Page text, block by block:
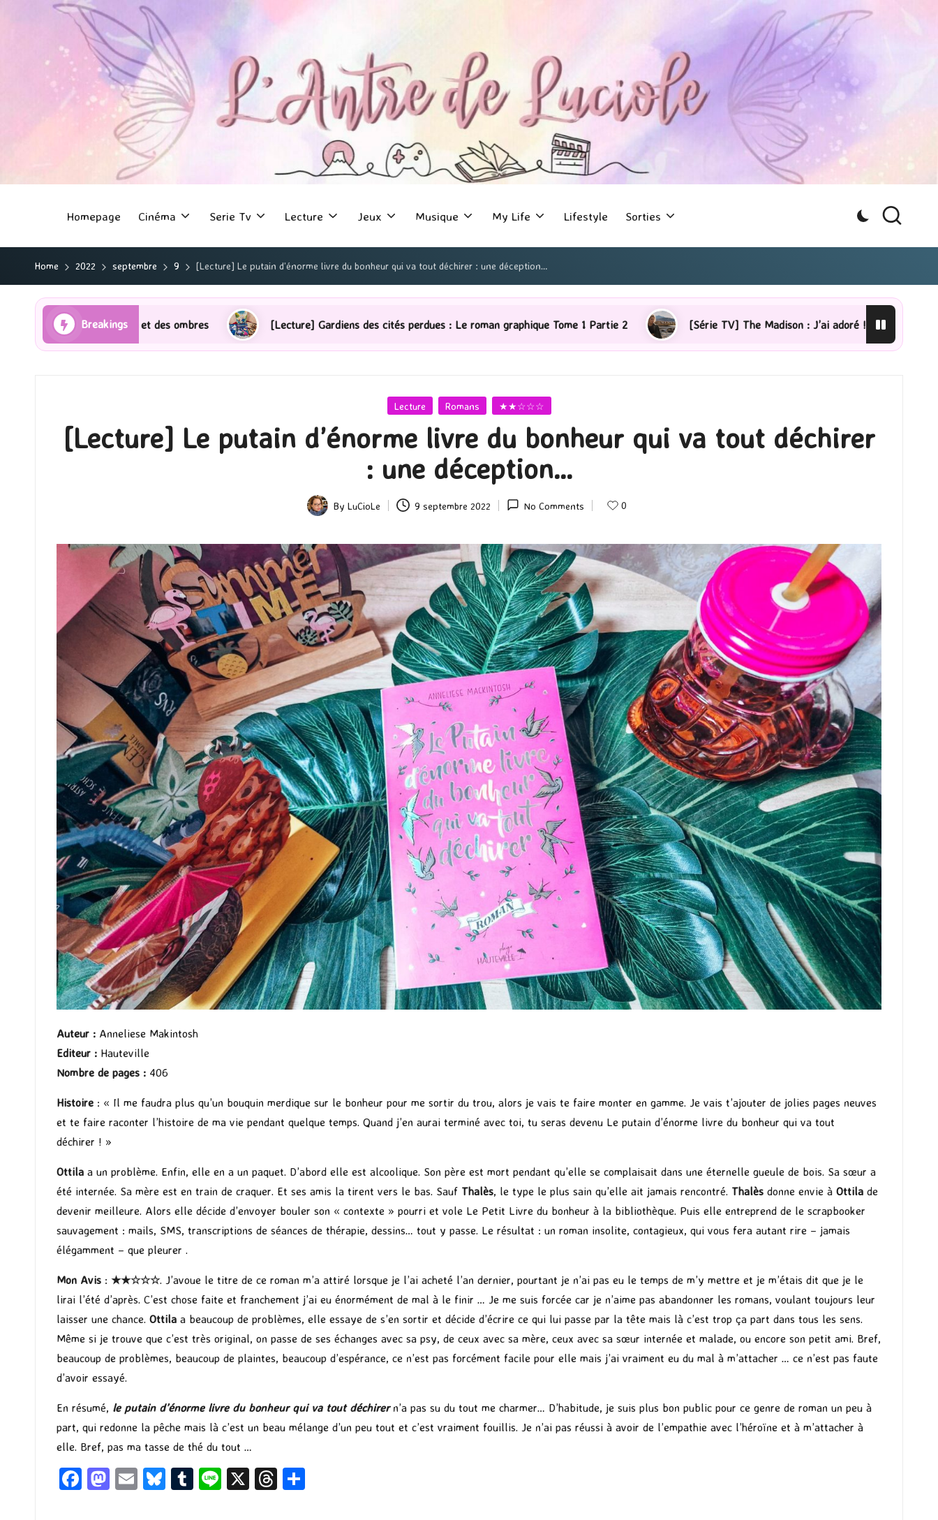
Homepage Cinéma Serie Tv Lecture Jeux Musique My Life Lifestyle Sorties
Home 2022 septembre 9 [Lecture] Le putain d’énorme livre du bonheur qui va tout déchirer : une déception…
Breakings
et des ombres [Lecture] Gardiens des cités perdues : Le roman graphique Tome 1 Partie 2 [Série TV] The Madison : J’ai adoré ! [Lecture] La femme de
Posted
Lecture Romans ★★☆☆☆
[Lecture] Le putain d’énorme livre du bonheur qui va tout déchirer
: une déception…
Posted
ByLuCioLe 9 septembre 2022 No Comments 0
Auteur : Anneliese Makintosh
Editeur : Hauteville
Nombre de pages : 406
Histoire : « Il me faudra plus qu’un bouquin merdique sur le bonheur pour me sortir du trou, alors je vais te faire monter en gamme. Je vais t’ajouter de jolies pages neuves
et te faire raconter l’histoire de ma vie pendant quelque temps. Quand j’en aurai terminé avec toi, tu seras devenu Le putain d’énorme livre du bonheur qui va tout
déchirer ! »
Ottila a un problème. Enfin, elle en a un paquet. D’abord elle est alcoolique. Son père est mort pendant qu’elle se complaisait dans une éternelle gueule de bois. Sa sœur a
été internée. Sa mère est en train de craquer. Et ses amis la tirent vers le bas. Sauf Thalès, le type le plus sain qu’elle ait jamais rencontré. Thalès donne envie à Ottila de
devenir meilleure. Alors elle décide d’envoyer bouler son « contexte » pourri et vole Le Petit Livre du bonheur à la bibliothèque. Puis elle entreprend de le scrapbooker
sauvagement : mails, SMS, transcriptions de séances de thérapie, dessins… tout y passe. Le résultat : un roman insolite, contagieux, qui vous fera autant rire – jamais
élégamment – que pleurer .
Mon Avis : ★★☆☆☆. J’avoue le titre de ce roman m’a attiré lorsque je l’ai acheté l’an dernier, pourtant je n’ai pas eu le temps de m’y mettre et je m’étais dit que je le
lirai l’été d’après. C’est chose faite et franchement j’ai eu énormément de mal à le finir … Je me suis forcée car je n’aime pas abandonner les romans, voulant toujours leur
laisser une chance. Ottila a beaucoup de problèmes, elle essaye de s’en sortir et décide d’écrire ce qui lui passe par la tête mais là c’est trop ça part dans tous les sens.
Même si je trouve que c’est très original, on passe de ses échanges avec sa psy, de ceux avec sa mère, ceux avec sa sœur internée et malade, ou encore son petit ami. Bref,
beaucoup de problèmes, beaucoup de plaintes, beaucoup d’espérance, ce n’est pas forcément facile pour elle mais j’ai vraiment eu du mal à m’attacher … ce n’est pas faute
d’avoir essayé.
En résumé, le putain d’énorme livre du bonheur qui va tout déchirer n’a pas su du tout me charmer… D’habitude, je suis plus bon public pour ce genre de roman un peu à
part, qui redonne la pêche mais là c’est un beau mélange d’un peu tout et c’est vraiment fouillis. Je n’ai pas réussi à avoir de l’empathie avec l’héroïne et à m’attacher à
elle. Bref, pas ma tasse de thé du tout …
Fa M E
Bl T
Li X
T